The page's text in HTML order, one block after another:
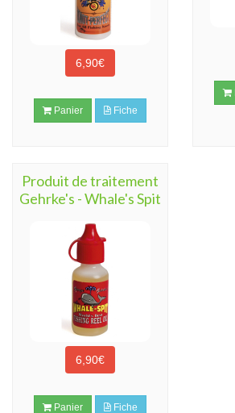
6,90€
Panier Fiche
Produit de traitement
Gehrke's - Whale's Spit
6,90€
Panier Fiche